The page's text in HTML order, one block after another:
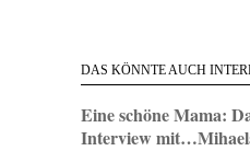
DAS KÖNNTE AUCH
Eine schöne Mama:
Interview